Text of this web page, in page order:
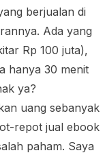
berjualan di
Ada yang
Rp 100 juta),
hanya 30 menit
ya?
uang sebanyak
repot jual ebook
paham. Saya